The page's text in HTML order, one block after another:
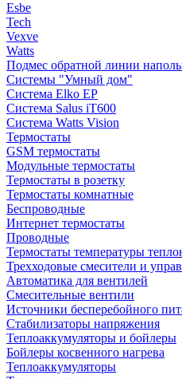
Esbe
Tech
Vexve
Watts
Подмес обратной линии
Системы "Умный дом"
Система Elko EP
Система Salus iT600
Система Watts Vision
Термостаты
GSM термостаты
Модульные термостаты
Термостаты в розетку
Термостаты комнатные
Беспроводные
Интернет термостаты
Проводные
Термостаты температуры
Трехходовые смесители и
Автоматика для вентилей
Смесительные вентили
Источники бесперебойного
Стабилизаторы напряжения
Теплоаккумуляторы и бойлеры
Бойлеры косвенного нагрева
Теплоаккумуляторы